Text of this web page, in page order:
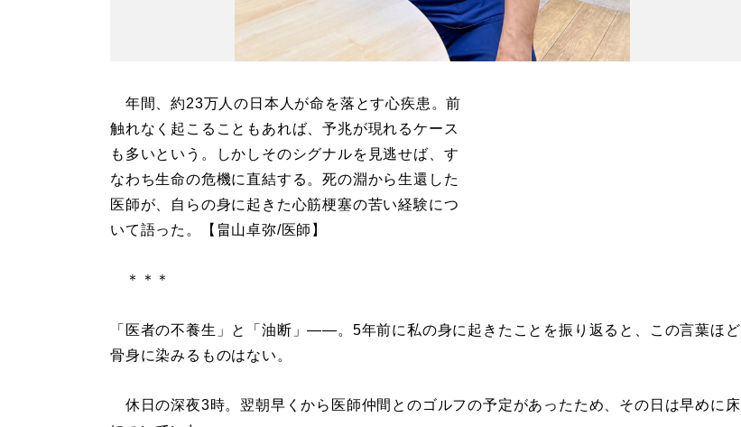
年間、約23万人の日本人が命を落とす心疾患。前
触れなく起こることもあれば、予兆が現れるケース
も多いという。しかしそのシグナルを見逃せば、す
なわち生命の危機に直結する。死の淵から生還した
医師が、自らの身に起きた心筋梗塞の苦い経験につ
いて語った。【畠山卓弥/医師】
＊＊＊
「医者の不養生」と「油断」――。5年前に私の身に起きたことを振り返ると、この言葉ほど
骨身に染みるものはない。
休日の深夜3時。翌朝早くから医師仲間とのゴルフの予定があったため、その日は早めに床